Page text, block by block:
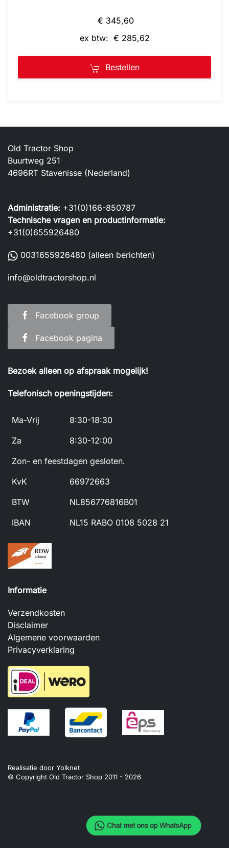
€ 345,60
ex btw: € 285,62
Bestellen
Old Tractor Shop
Buurtweg 251
4696RT Stavenisse (Nederland)
Administratie: +31(0)166-850787
Technische vragen en productinformatie:
+31(0)655926480
0031655926480 (alleen berichten)
info@oldtractorshop.nl
Facebook group
Facebook pagina
Bezoek alleen op afspraak mogelijk!
Telefonisch openingstijden:
Ma-Vrij
8:30-18:30
Za
8:30-12:00
Zon- en feestdagen gesloten.
KvK
66972663
BTW
NL856776816B01
IBAN
NL15 RABO 0108 5028 21
Informatie
Verzendkosten
Disclaimer
Algemene voorwaarden
Privacyverklaring
Realisatie door Yolknet
© Copyright Old Tractor Shop 2011 - 2026